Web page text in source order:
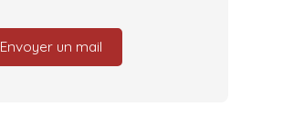
Envoyer un mail